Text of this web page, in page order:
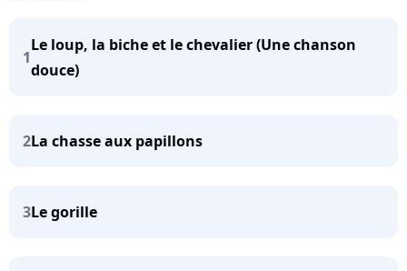
1
Le loup, la biche et le chevalier (Une chanson
douce)
2La chasse aux papillons
3Le gorille